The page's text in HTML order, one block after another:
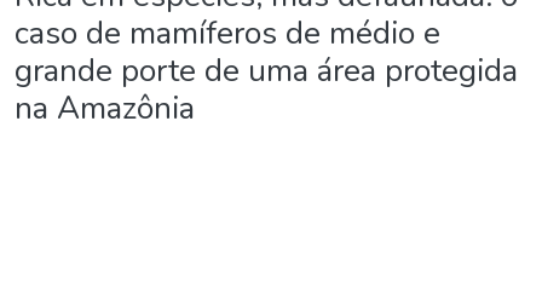
caso de mamíferos de médio e
grande porte de uma área protegida
na Amazônia